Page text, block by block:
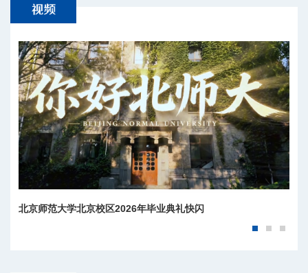
北京师范大学北京校区2026年毕业典礼快闪